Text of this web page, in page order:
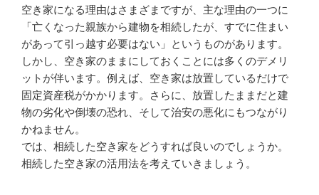
空き家になる理由はさまざまですが、主な理由の一つに
「亡くなった親族から建物を相続したが、すでに住まい
があって引っ越す必要はない」というものがあります。
しかし、空き家のままにしておくことには多くのデメリ
ットが伴います。例えば、空き家は放置しているだけで
固定資産税がかかります。さらに、放置したままだと建
物の劣化や倒壊の恐れ、そして治安の悪化にもつながり
かねません。
では、相続した空き家をどうすれば良いのでしょうか。
相続した空き家の活用法を考えていきましょう。